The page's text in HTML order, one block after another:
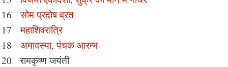
16सोम प्रदोष व्रत
17महाशिवरात्रि
18 अमावस्या,पंचक आरम्भ
20 रामकृष्ण जयंती